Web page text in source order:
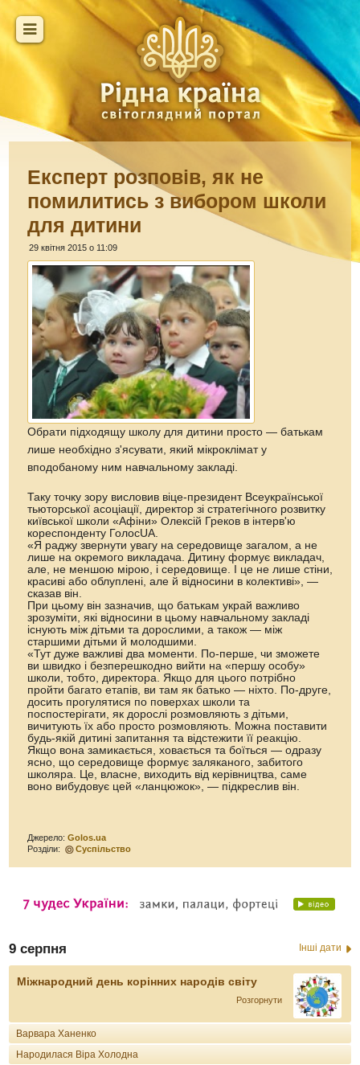
Експерт розповів, як не
помилитись з вибором школи
для дитини
29 квітня 2015 о 11:09
Обрати підходящу школу для дитини просто — батькам
лише необхідно з'ясувати, який мікроклімат у
вподобаному ним навчальному закладі.
Таку точку зору висловив віце-президент Всеукраїнської
тьюторської асоціації, директор зі стратегічного розвитку
київської школи «Афіни» Олексій Греков в інтерв'ю
кореспонденту ГолосUA.
«Я раджу звернути увагу на середовище загалом, а не
лише на окремого викладача. Дитину формує викладач,
але, не меншою мірою, і середовище. І це не лише стіни,
красиві або облуплені, але й відносини в колективі», —
сказав він.
При цьому він зазначив, що батькам украй важливо
зрозуміти, які відносини в цьому навчальному закладі
існують між дітьми та дорослими, а також — між
старшими дітьми й молодшими.
«Тут дуже важливі два моменти. По-перше, чи зможете
ви швидко і безперешкодно вийти на «першу особу»
школи, тобто, директора. Якщо для цього потрібно
пройти багато етапів, ви там як батько — ніхто. По-друге,
досить прогулятися по поверхах школи та
поспостерігати, як дорослі розмовляють з дітьми,
вичитують їх або просто розмовляють. Можна поставити
будь-якій дитині запитання та відстежити її реакцію.
Якщо вона замикається, ховається та боїться — одразу
ясно, що середовище формує заляканого, забитого
школяра. Це, власне, виходить від керівництва, саме
воно вибудовує цей «ланцюжок», — підкреслив він.
Джерело:Golos.ua
Розділи:
Суспільство
9 серпня Інші дати
Міжнародний день корінних народів світу
Розгорнути
Варвара Ханенко
Народилася Віра Холодна